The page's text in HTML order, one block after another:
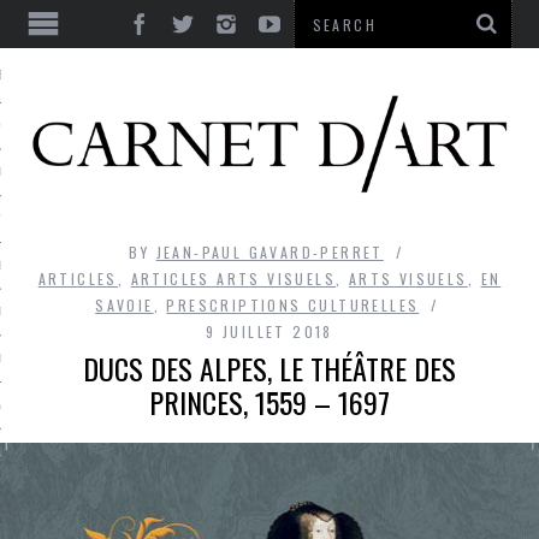
ULTIME
RIRE
LIBERTÉ
BEAUTÉ
BY JEAN-PAUL GAVARD-PERRET
ARTICLES
ARTICLES ARTS VISUELS ARTS VISUELS
EN
SAVOIE
,PRESCRIPTIONS CULTURELLES
9 JUILLET 2018
DUCS DES ALPES, LE THÉÂTRE DES
PRINCES, 1559 – 1697